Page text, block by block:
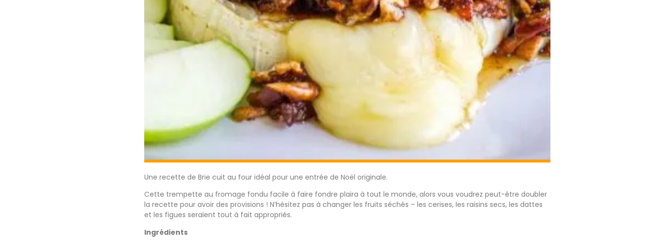
Une recette de Brie cuit au four idéal pour une entrée de Noël originale.
Cette trempette au fromage fondu facile à faire fondre plaira à tout le monde, alors vous voudrez peut-être doubler
la recette pour avoir des provisions ! N’hésitez pas à changer les fruits séchés – les cerises, les raisins secs, les dattes
et les figues seraient tout à fait appropriés.
Ingrédients